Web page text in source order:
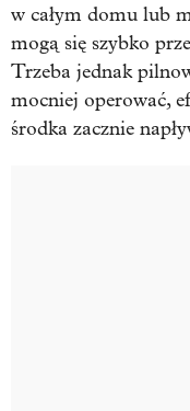
w całym domu lub
mogą się szybko
Trzeba jednak
mocniej operować,
środka zacznie